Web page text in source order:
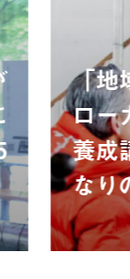
「地
ロー
養成
なり